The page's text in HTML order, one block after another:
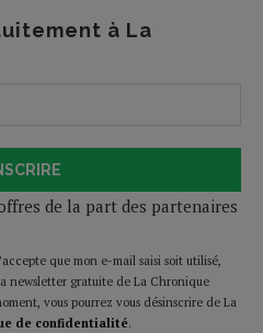
à La
de la part des partenaires
que mon e-mail saisi soit utilisé,
newsletter gratuite de La Chronique
vous pourrez vous désinscrire de La
de confidentialité.